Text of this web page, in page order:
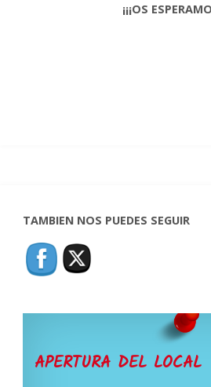
¡¡¡OS
TAMBIEN NOS PUEDES SEGUIR
APERTURA DEL LOCAL